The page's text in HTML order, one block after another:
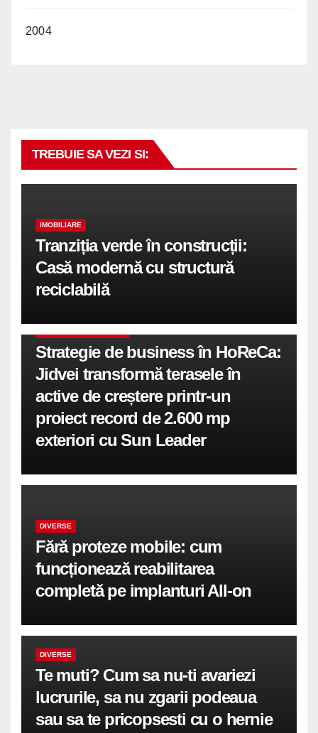
2004
TREBUIE SA VEZI SI:
IMOBILIARE
Tranziția verde în construcții:
Casă modernă cu structură
reciclabilă
Strategie de business în HoReCa:
Jidvei transformă terasele în
active de creștere printr-un
proiect record de 2.600 mp
exteriori cu Sun Leader
DIVERSE
Fără proteze mobile: cum
funcționează reabilitarea
completă pe implanturi All-on
DIVERSE
Te muti? Cum sa nu-ti avariezi
lucrurile, sa nu zgarii podeaua
sau sa te pricopsesti cu o hernie